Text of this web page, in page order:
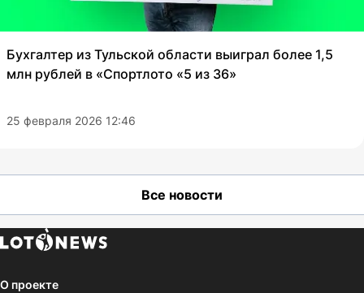
Бухгалтер из Тульской области выиграл более 1,5
млн рублей в «Спортлото «5 из 36»
25 февраля 2026 12:46
Все новости
О проекте